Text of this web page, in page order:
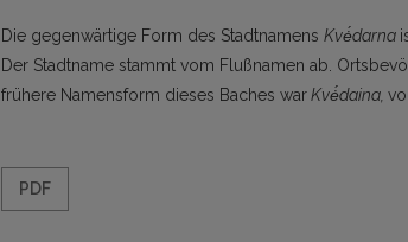
Die gegenwärtige Form des Stadtnamens Kvė́darna
Der Stadtname stammt vom Flußnamen ab.
frühere Namensform dieses Baches warKvė́daina,
PDF